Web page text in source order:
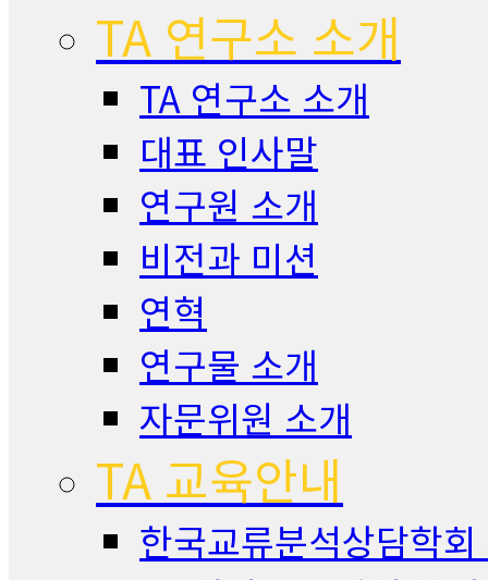
TA 연구소 소개
TA 연구소 소개
대표 인사말
연구원 소개
비전과 미션
연혁
연구물 소개
자문위원 소개
TA 교육안내
한국교류분석상담학